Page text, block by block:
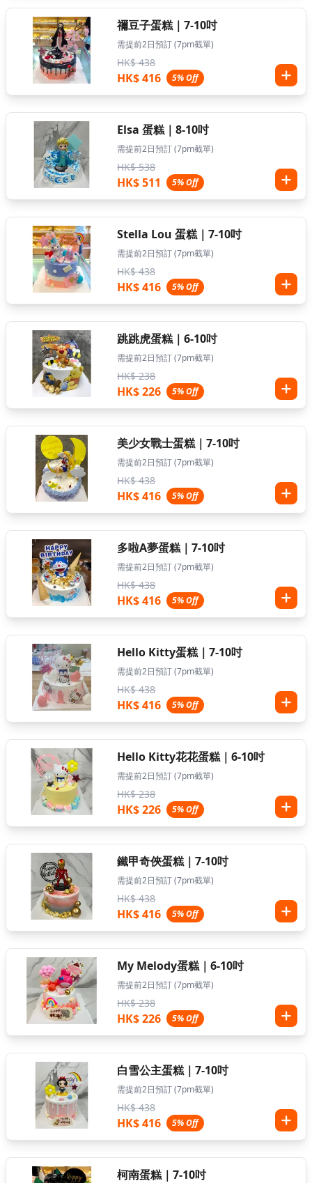
禰豆子蛋糕｜7-10吋
需提前2日預訂 (7pm截單)
HK$ 438
HK$ 416 5% Off
Elsa 蛋糕｜8-10吋
需提前2日預訂 (7pm截單)
HK$ 538
HK$ 511 5% Off
Stella Lou 蛋糕｜7-10吋
需提前2日預訂 (7pm截單)
HK$ 438
HK$ 416 5% Off
跳跳虎蛋糕｜6-10吋
需提前2日預訂 (7pm截單)
HK$ 238
HK$ 226 5% Off
美少女戰士蛋糕｜7-10吋
需提前2日預訂 (7pm截單)
HK$ 438
HK$ 416 5% Off
多啦A夢蛋糕｜7-10吋
需提前2日預訂 (7pm截單)
HK$ 438
HK$ 416 5% Off
Hello Kitty蛋糕｜7-10吋
需提前2日預訂 (7pm截單)
HK$ 438
HK$ 416 5% Off
Hello Kitty花花蛋糕｜6-10吋
需提前2日預訂 (7pm截單)
HK$ 238
HK$ 226 5% Off
鐵甲奇俠蛋糕｜7-10吋
需提前2日預訂 (7pm截單)
HK$ 438
HK$ 416 5% Off
My Melody蛋糕｜6-10吋
需提前2日預訂 (7pm截單)
HK$ 238
HK$ 226 5% Off
白雪公主蛋糕｜7-10吋
需提前2日預訂 (7pm截單)
HK$ 438
HK$ 416 5% Off
柯南蛋糕｜7-10吋